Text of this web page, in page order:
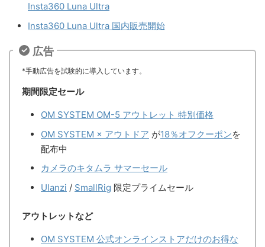
Insta360 Luna Ultra
Insta360 Luna Ultra 国内販売開始
広告
*手動広告を試験的に導入しています。
期間限定セール
OM SYSTEM OM-5 アウトレット 特別価格
OM SYSTEM × アウトドア が18％オフクーポンを
配布中
カメラのキタムラ サマーセール
Ulanzi / SmallRig 限定プライムセール
アウトレットなど
OM SYSTEM 公式オンラインストアだけのお得な